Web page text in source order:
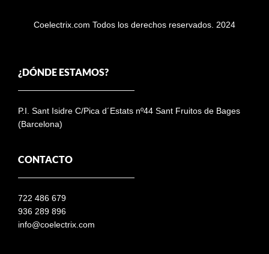
Coelectrix.com Todos los derechos reservados. 2024
¿DÓNDE ESTAMOS?
P.I. Sant Isidre C/Pica d´Estats nº44 Sant Fruitos de Bages
(Barcelona)
CONTACTO
722 486 679
936 289 896
info@coelectrix.com